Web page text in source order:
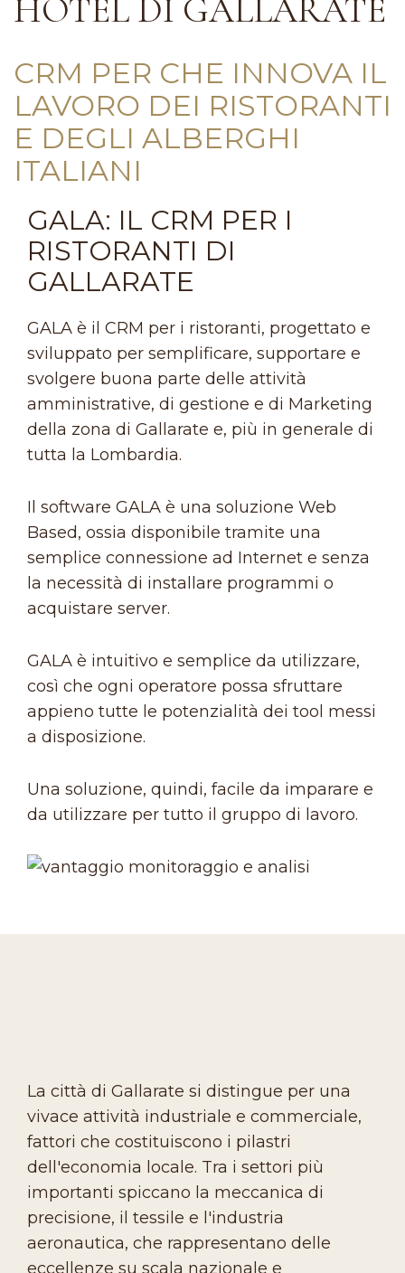
HOTEL DI GALLARATE
CRM PER CHE INNOVA IL
LAVORO DEI RISTORANTI
E DEGLI ALBERGHI
ITALIANI
GALA: IL CRM PER I
RISTORANTI DI
GALLARATE
GALA è il CRM per i ristoranti, progettato e
sviluppato per semplificare, supportare e
svolgere buona parte delle attività
amministrative, di gestione e di Marketing
della zona di Gallarate e, più in generale di
tutta la Lombardia.
Il software GALA è una soluzione Web
Based, ossia disponibile tramite una
semplice connessione ad Internet e senza
la necessità di installare programmi o
acquistare server.
GALA è intuitivo e semplice da utilizzare,
così che ogni operatore possa sfruttare
appieno tutte le potenzialità dei tool messi
a disposizione.
Una soluzione, quindi, facile da imparare e
da utilizzare per tutto il gruppo di lavoro.
La città di Gallarate si distingue per una
vivace attività industriale e commerciale,
fattori che costituiscono i pilastri
dell'economia locale. Tra i settori più
importanti spiccano la meccanica di
precisione, il tessile e l'industria
aeronautica, che rappresentano delle
eccellenze su scala nazionale e